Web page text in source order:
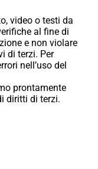
video o testi da
al fine di
e non violare
di terzi. Per
nell’uso del
prontamente
diritti di terzi.